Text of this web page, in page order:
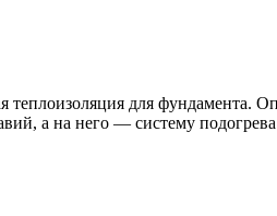
для фундамента.
а на него — систему